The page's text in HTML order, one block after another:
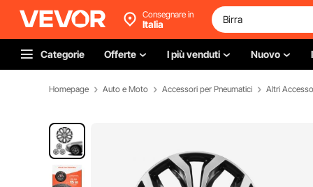
Consegnare in
Italia
Categorie Offerte I più venduti Nuovo
Homepage Auto e Moto Accessori per Pneumatici Altri